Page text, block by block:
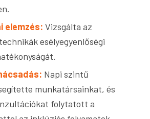
elemzés: Vizsgálta az
esélyegyenlőségi
Napi szintű
munkatársainkat, és
folytatott a